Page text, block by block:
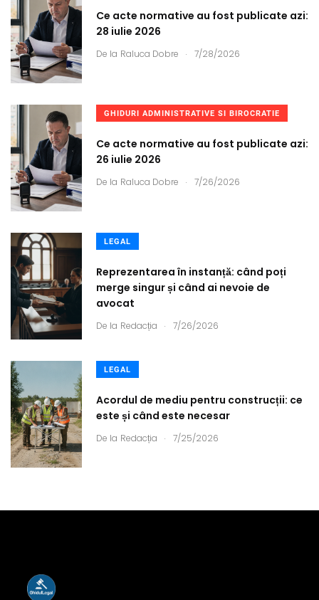
Ce acte normative au fost publicate azi:
28 iulie 2026
De la Raluca Dobre . 7/28/2026
GHIDURI ADMINISTRATIVE SI BIROCRATIE
Ce acte normative au fost publicate azi:
26 iulie 2026
De la Raluca Dobre . 7/26/2026
LEGAL
Reprezentarea în instanță: când poți
merge singur și când ai nevoie de
avocat
De la Redacția . 7/26/2026
LEGAL
Acordul de mediu pentru construcții: ce
este și când este necesar
De la Redacția . 7/25/2026